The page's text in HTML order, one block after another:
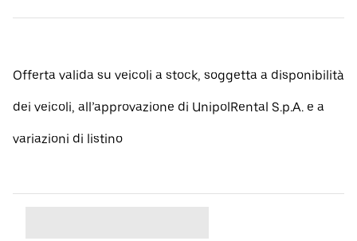
Offerta valida su veicoli a stock, soggetta a disponibilità
dei veicoli, all’approvazione di UnipolRental S.p.A. e a
variazioni di listino